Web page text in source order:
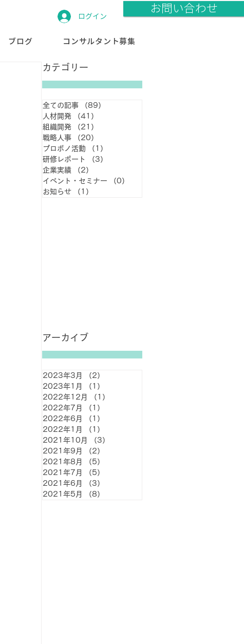
ログイン
お問い合わせ
ブログ コンサルタント募集
カテゴリー
全ての記事 （89）
人材開発
（41）
組織開発
（21）
戦略人事
（20）
プロボノ活動
（1）
研修レポート
（3）
企業実績
（2）
イベント・セミナー
（0）
お知らせ
（1）
アーカイブ
2023年3月 （2）
2023年1月
（1）
2022年12月
（1）
2022年7月
（1）
2022年6月
（1）
2022年1月
（1）
2021年10月
（3）
2021年9月
（2）
2021年8月
（5）
2021年7月
（5）
2021年6月
（3）
2021年5月
（8）